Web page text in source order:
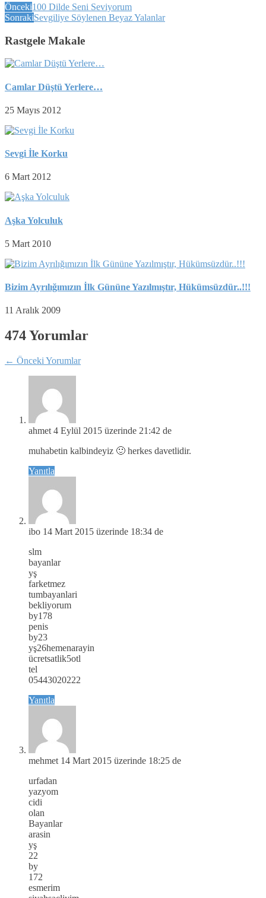
Önceki100 Dilde Seni Seviyorum
SonrakiSevgiliye Söylenen Beyaz Yalanlar
Rastgele Makale
Camlar Düştü Yerlere…
25 Mayıs 2012
Sevgi İle Korku
6 Mart 2012
Aşka Yolculuk
5 Mart 2010
Bizim Ayrılığımızın İlk Gününe Yazılmıştır, Hükümsüzdür..!!!
11 Aralık 2009
474 Yorumlar
← Önceki Yorumlar
ahmet 4 Eylül 2015 üzerinde 21:42 de
muhabetin kalbindeyiz 🙂 herkes davetlidir.
Yanıtla
ibo 14 Mart 2015 üzerinde 18:34 de
slm
bayanlar
yş
farketmez
tumbayanlari
bekliyorum
by178
penis
by23
yş26hemenarayin
ücretsatlik5otl
tel
05443020222
Yanıtla
mehmet 14 Mart 2015 üzerinde 18:25 de
urfadan
yazyom
cidi
olan
Bayanlar
arasin
yş
22
by
172
esmerim